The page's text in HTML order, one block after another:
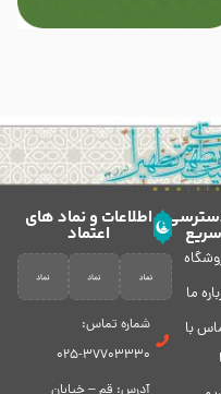
سریع
ما
با
اطلاعات و نماد های
اعتماد
شماره تماس:
37703330-025